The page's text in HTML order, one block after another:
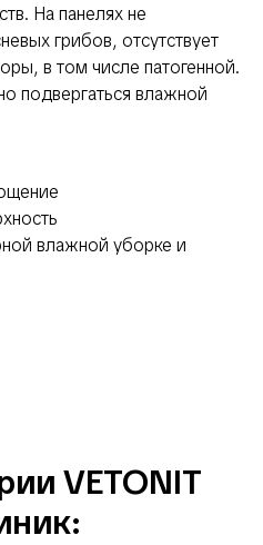
На панелях не
грибов, отсутствует
в том числе патогенной.
подвергаться влажной
влажной уборке и
VETONIT